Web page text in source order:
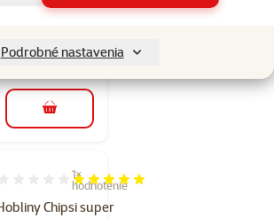
Podrobné nastavenia
3,39 €
menej
do košíka
Chipsi super
Hodnotenie 100%, počet hodnotení: 1
1×
hodnotenie